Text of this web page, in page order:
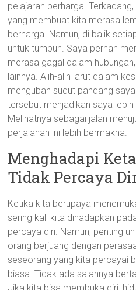
pelajaran berharga.
yang membuat kita merasa
berharga. Namun, di balik
untuk tumbuh. Saya pernah
merasa gagal dalam
lainnya. Alih-alih larut dalam
mengubah sudut pandang
tersebut menjadikan saya
Melihatnya sebagai jalan
perjalanan ini lebih bermakna.
Menghadapi
Tidak Percaya
Ketika kita berupaya
sering kali kita dihadapkan
percaya diri. Namun, penting
orang berjuang dengan
seseorang yang kita percayai
biasa. Tidak ada salahnya